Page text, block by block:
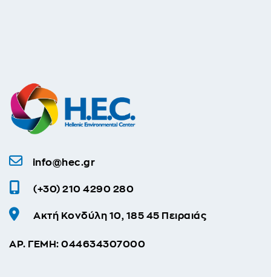
info@hec.gr
(+30) 210 4290 280
Ακτή Κονδύλη 10, 185 45 Πειραιάς
ΑΡ. ΓΕΜΗ: 044634307000